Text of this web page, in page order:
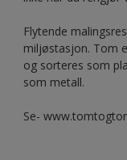
Flytende
miljøstasjon. Tom
og sorteres som
som metall.
Se-